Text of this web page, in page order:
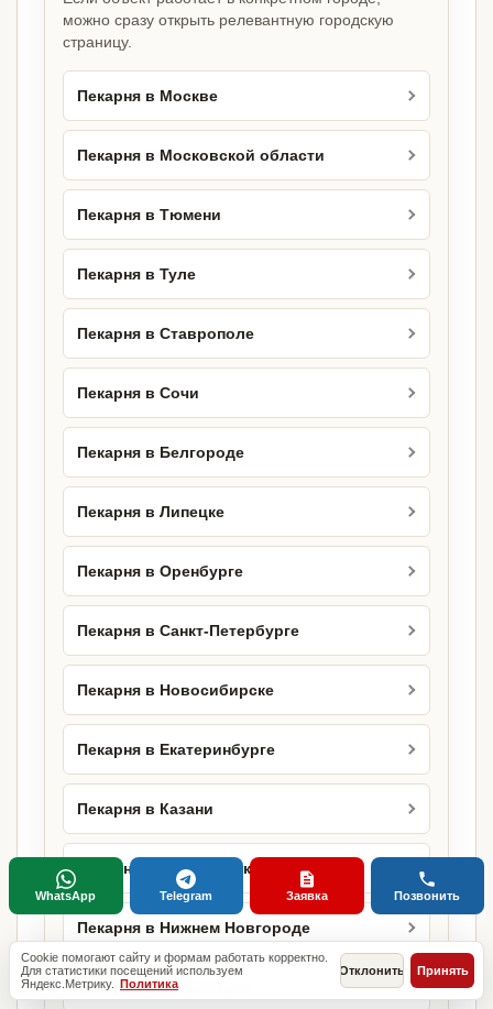
можно сразу открыть релевантную городскую
страницу.
Пекарня в Москве
Пекарня в Московской области
Пекарня в Тюмени
Пекарня в Туле
Пекарня в Ставрополе
Пекарня в Сочи
Пекарня в Белгороде
Пекарня в Липецке
Пекарня в Оренбурге
Пекарня в Санкт-Петербурге
Пекарня в Новосибирске
Пекарня в Екатеринбурге
Пекарня в Казани
Пекарня в Красноярске
Пекарня в Нижнем Новгороде
Пекарня в Челябинске
Cookie помогают сайту и формам работать корректно.
Для статистики посещений используем
Яндекс.Метрику. Политика
Отклонить Принять
WhatsApp Telegram Заявка Позвонить